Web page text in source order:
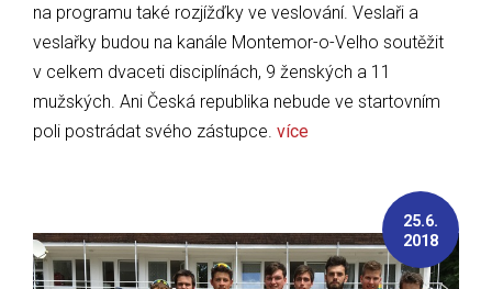
na programu také rozjížďky ve veslování. Veslaři a
veslařky budou na kanále Montemor-o-Velho soutěžit
v celkem dvaceti disciplínách, 9 ženských a 11
mužských. Ani Česká republika nebude ve startovním
poli postrádat svého zástupce. více
25.6.
2018